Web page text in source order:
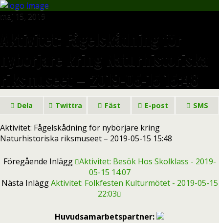
maj 15, 2019
Aktivitet: Fågelskådning för
nybörjare kring Naturhistoriska
riksmuseet – 2019-05-15 15:48
Dela Twittra Fäst E-post SMS
Aktivitet: Fågelskådning för nybörjare kring
Naturhistoriska riksmuseet – 2019-05-15 15:48
Föregående Inlägg Aktivitet: Besök Hos Skolklass - 2019-
05-15 14:07
Nästa InläggAktivitet: Folkfesten Kulturmötet - 2019-05-15
22:03
Huvudsamarbetspartner: